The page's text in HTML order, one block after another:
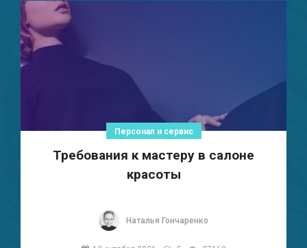
Персонал и сервис
Требования к мастеру в салоне
красоты
Наталья Гончаренко